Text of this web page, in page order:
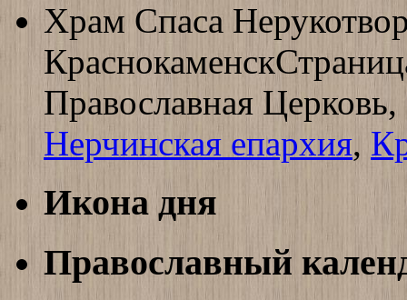
Храм Спаса
Краснокаменск
Православная
Нерчинская епархия,
Икона дня
Православный